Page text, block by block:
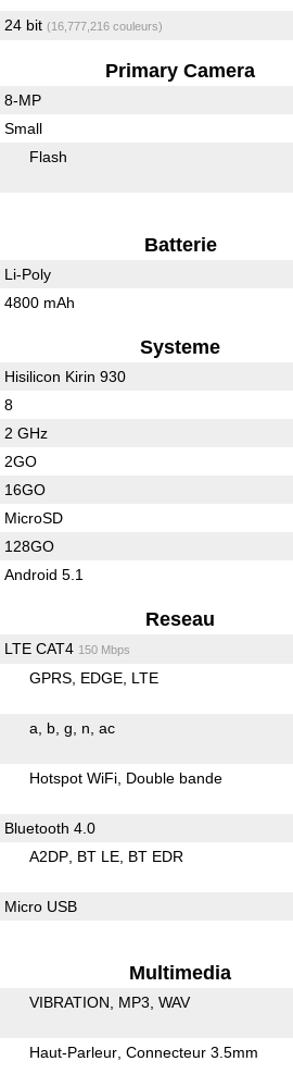
24 bit (16,777,216 couleurs)
Primary Camera
8-MP
Small
Flash
Batterie
Li-Poly
4800 mAh
Systeme
Hisilicon Kirin 930
8
2 GHz
2GO
16GO
MicroSD
128GO
Android 5.1
Reseau
LTE CAT4 150 Mbps
GPRS EDGE LTE
a b g n ac
Hotspot WiFi Double bande
Bluetooth 4.0
A2DP BT LE BT EDR
Micro USB
Multimedia
VIBRATION MP3 WAV
Haut-Parleur Connecteur 3.5mm